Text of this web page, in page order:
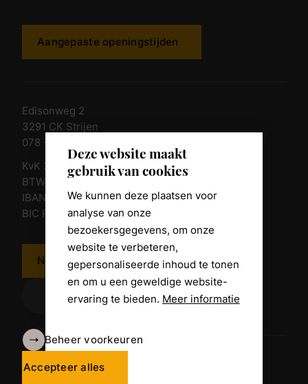
Deze website maakt
gebruik van cookies
We kunnen deze plaatsen voor
analyse van onze
bezoekersgegevens, om onze
website te verbeteren,
gepersonaliseerde inhoud te tonen
en om u een geweldige website-
ervaring te bieden. Meer informatie
Beheer voorkeuren
Accepteer alles
Aangepaste openingstijden
Edisonweg 2
3291 CK Strijen
078 - 674 84 85
KvK 23011135
BTW nr. NL 805098938.B.01
IBAN NL10 RABO 0361 8039 58
BIC RABONL2U
Neem contact op
Algemene voorwaarden